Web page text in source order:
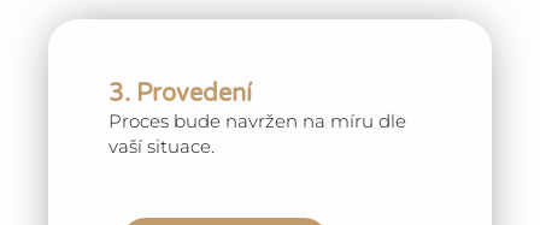
3. Provedení
Proces bude navržen na míru dle
vaší situace.